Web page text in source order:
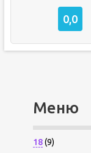
0,0
Меню
18(9)